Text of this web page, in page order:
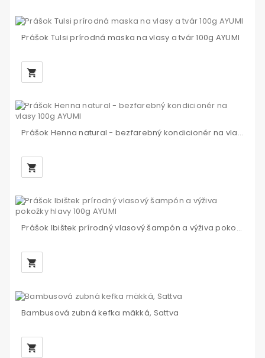
Prášok Tulsi prírodná maska na vlasy a tvár 100g AYUMI
local_grocery_store
Prášok Henna natural - bezfarebný kondicionér na vlasy 100g AYUMI
local_grocery_store
Prášok Ibištek prírodný vlasový šampón a výživa pokožky hlavy 100g AYUMI
local_grocery_store
Bambusová zubná kefka mäkká, Sattva
local_grocery_store